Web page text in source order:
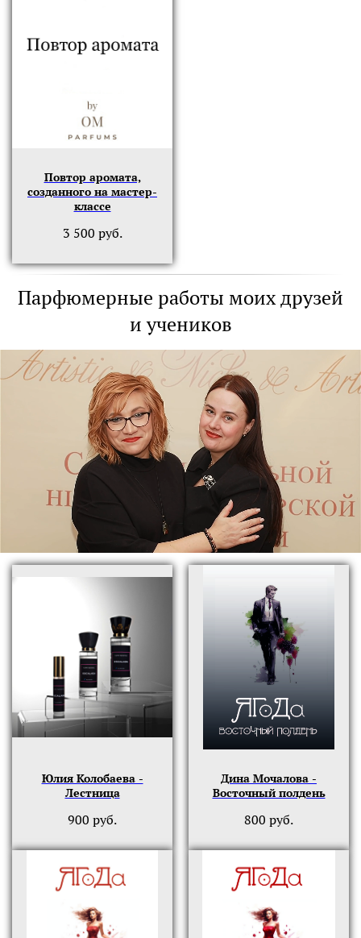
Повтор аромата,
созданного на мастер-
классе
3 500 руб.
Парфюмерные работы моих друзей
и учеников
Юлия Колобаева -
Лестница
900 руб.
Дина Мочалова -
Восточный полдень
800 руб.